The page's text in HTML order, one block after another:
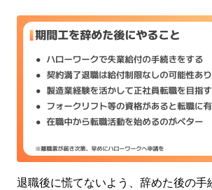
退職後に慌てないよう、辞めた後の手